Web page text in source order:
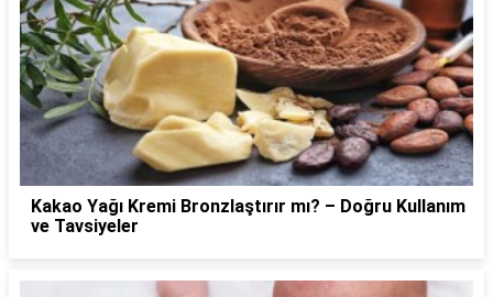
Kakao Yağı Kremi Bronzlaştırır mı? – Doğru Kullanım
ve Tavsiyeler